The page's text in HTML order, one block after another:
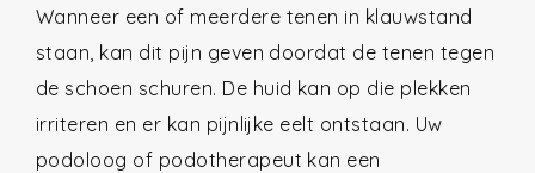
Wanneer een of meerdere tenen in klauwstand
staan, kan dit pijn geven doordat de tenen tegen
de schoen schuren. De huid kan op die plekken
irriteren en er kan pijnlijke eelt ontstaan. Uw
podoloog of podotherapeut kan een